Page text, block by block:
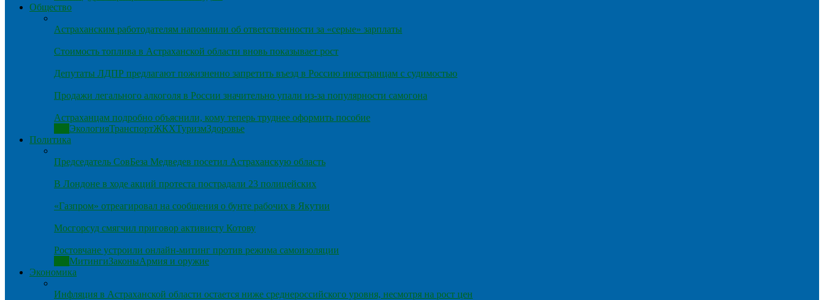
Общество
Астраханским работодателям напомнили об ответственности за «серые» зарплаты
Стоимость топлива в Астраханской области вновь показывает рост
Депутаты ЛДПР предлагают пожизненно запретить въезд в Россию иностранцам с судимостью
Продажи легального алкоголя в России значительно упали из-за популярности самогона
Астраханцам подробно объяснили, кому теперь труднее оформить пособие
ЭкологияТранспортЖКХТуризмЗдоровье
Политика
Председатель СовБеза Медведев посетил Астраханскую область
В Лондоне в ходе акций протеста пострадали 23 полицейских
«Газпром» отреагировал на сообщения о бунте рабочих в Якутии
Мосгорсуд смягчил приговор активисту Котову
Ростовчане устроили онлайн-митинг против режима самоизоляции
МитингиЗаконыАрмия и оружие
Экономика
Инфляция в Астраханской области остается ниже среднероссийского уровня, несмотря на рост цен